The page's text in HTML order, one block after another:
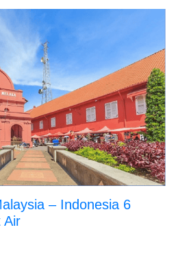
– Indonesia 6
Air